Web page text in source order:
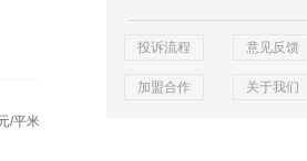
/平米
投诉流程 意见反馈
加盟合作 关于我们